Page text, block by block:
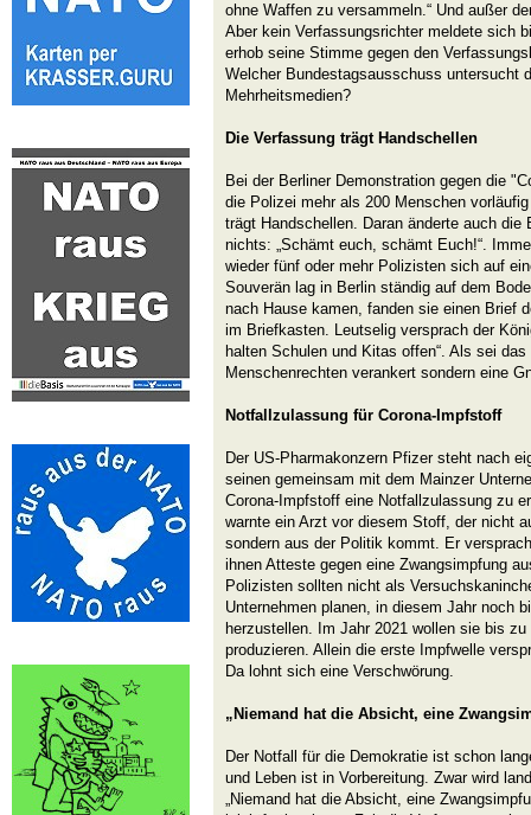
ohne Waffen zu versammeln.“ Und außer
Aber kein Verfassungsrichter meldete sich
erhob seine Stimme gegen den
Welcher Bundestagsausschuss untersucht
Mehrheitsmedien?
Die Verfassung trägt Handschellen
Bei der Berliner Demonstration gegen die
die Polizei mehr als 200 Menschen
trägt Handschellen. Daran änderte auch die
nichts: „Schämt euch, schämt Euch!“.
wieder fünf oder mehr Polizisten sich auf
Souverän lag in Berlin ständig auf dem
nach Hause kamen, fanden sie einen Brief
im Briefkasten. Leutselig versprach der
halten Schulen und Kitas offen“. Als sei
Menschenrechten verankert sondern eine
Notfallzulassung für Corona-Impfstoff
Der US-Pharmakonzern Pfizer steht nach
seinen gemeinsam mit dem Mainzer
Corona-Impfstoff eine Notfallzulassung zu
warnte ein Arzt vor diesem Stoff, der nicht
sondern aus der Politik kommt. Er
ihnen Atteste gegen eine Zwangsimpfung
Polizisten sollten nicht als
Unternehmen planen, in diesem Jahr noch
herzustellen. Im Jahr 2021 wollen sie bis
produzieren. Allein die erste Impfwelle
Da lohnt sich eine Verschwörung.
„Niemand hat die Absicht, eine
Der Notfall für die Demokratie ist schon
und Leben ist in Vorbereitung. Zwar wird
„Niemand hat die Absicht, eine